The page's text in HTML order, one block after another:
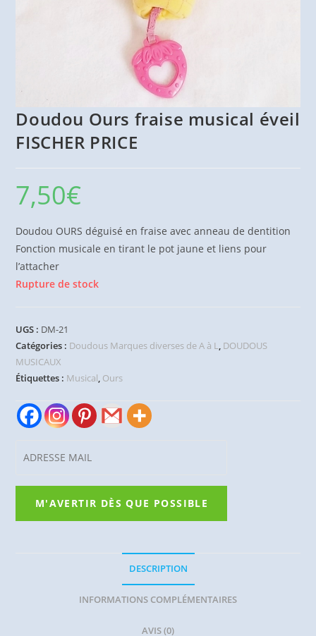
Doudou Ours fraise musical éveil
FISCHER PRICE
7,50€
Doudou OURS déguisé en fraise avec anneau de dentition
Fonction musicale en tirant le pot jaune et liens pour
l’attacher
Rupture de stock
UGS : DM-21
Catégories : Doudous Marques diverses de A à L, DOUDOUS
MUSICAUX
Étiquettes : Musical, Ours
DESCRIPTION
INFORMATIONS COMPLÉMENTAIRES
AVIS (0)